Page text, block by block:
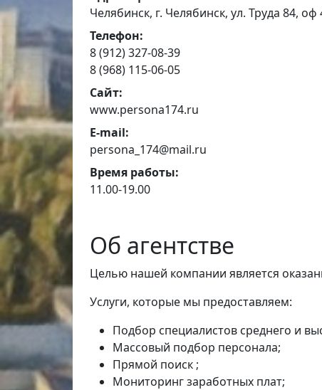
Челябинск, г. Челябинск, ул. Труда 84, оф
Телефон:
8 (912) 327-08-39
8 (968) 115-06-05
Сайт:
www.persona174.ru
E-mail:
persona_174@mail.ru
Время работы:
11.00-19.00
Об агентстве
Целью нашей компании является
Услуги, которые мы предоставляем:
Подбор специалистов среднего и
Массовый подбор персонала;
Прямой поиск ;
Мониторинг заработных плат;